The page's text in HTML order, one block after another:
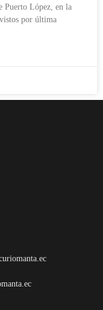
Puerto López, en la
por última